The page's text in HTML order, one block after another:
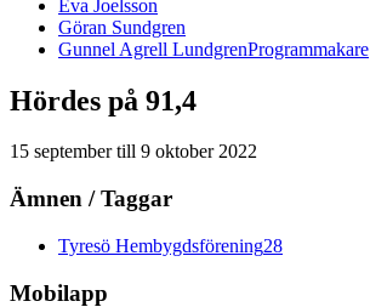
Eva Joelsson
Göran Sundgren
Gunnel Agrell LundgrenProgrammakare
Hördes på 91,4
15 septembertill 9 oktober 2022
Ämnen / Taggar
Tyresö Hembygdsförening28
Mobilapp